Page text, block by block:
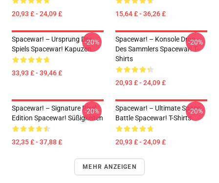
20,93 £ - 24,09 £ 15,64 £ - 36,26 £
Spacewar! – Ursprung Des
Spiels Spacewar! Kapuzen
33,93 £ - 39,46 £
-20%
Spacewar! – Konsole Drop
Des Sammlers Spacewar! T-
Shirts
20,93 £ - 24,09 £
-20%
Spacewar! – Signature Pixel
Edition Spacewar! Süßigkeiten
32,35 £ - 37,88 £
-20%
Spacewar! – Ultimate Space
Battle Spacewar! T-Shirts
20,93 £ - 24,09 £
-20%
MEHR ANZEIGEN